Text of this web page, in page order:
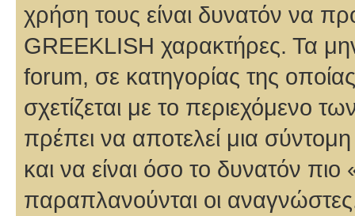
χρήση τους είναι δυνατόν να
GREEKLISH χαρακτήρες. Τα
forum, σε κατηγορίας της
σχετίζεται με το περιεχόμενο
πρέπει να αποτελεί μια
και να είναι όσο το δυνατόν
παραπλανούνται οι